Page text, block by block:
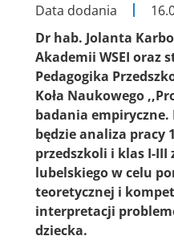
Data dodania
Dr hab. Jolanta
Akademii WSEI oraz
Pedagogika
Koła Naukowego
badania
będzie analiza pracy
przedszkoli i klas I-III
lubelskiego w celu
teoretycznej i
interpretacji
dziecka.